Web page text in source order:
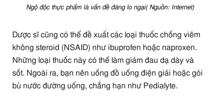
Ngộ độc thực phẩm là vấn đề đáng lo ngại( Nguồn: Internet)
Dược sĩ cũng có thể đề xuất các loại thuốc chống viêm
không steroid (NSAID) như ibuprofen hoặc naproxen.
Những loại thuốc này có thể làm giảm đau dạ dày và
sốt. Ngoài ra, bạn nên uống đồ uống điện giải hoặc gói
bù nước đường uống, chẳng hạn như Pedialyte.